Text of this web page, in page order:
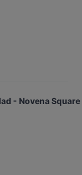
- Novena Square